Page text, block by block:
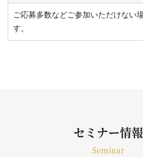
ご応募多数などご参加いただけない
す。
セミナー情報
Seminar